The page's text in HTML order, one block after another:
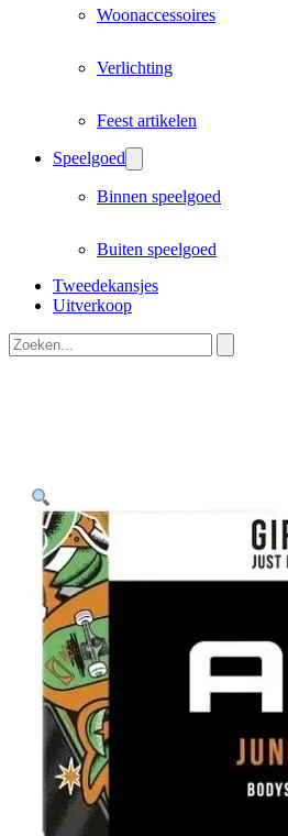
Woonaccessoires
Verlichting
Feest artikelen
Speelgoed
Binnen speelgoed
Buiten speelgoed
Tweedekansjes
Uitverkoop
Zoeken